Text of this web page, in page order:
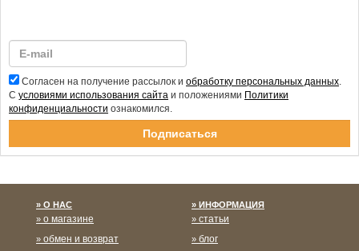
Согласен на получение рассылок и обработку персональных данных
С условиями использования сайта и положениями Политики
конфиденциальности ознакомился.
Спасибо за подписку!
О НАС
о магазине
обмен и возврат
ИНФОРМАЦИЯ
статьи
блог